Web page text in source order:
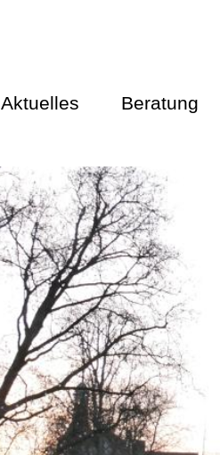
Aktuelles Beratung